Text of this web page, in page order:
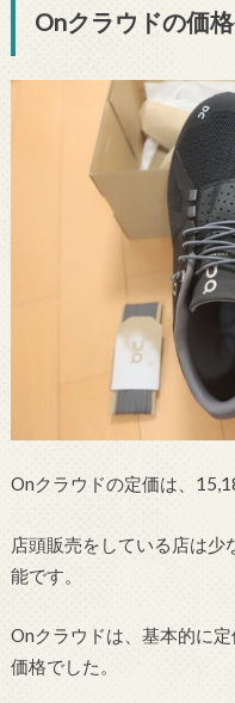
Onクラウドの価
Onクラウドの定価は、
店頭販売をしている店は
能です。
Onクラウドは、基本的に
価格でした。